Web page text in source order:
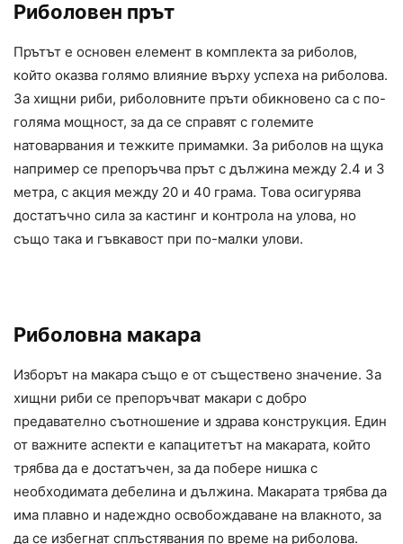
Риболовен прът
Прътът е основен елемент в комплекта за риболов,
който оказва голямо влияние върху успеха на риболова.
За хищни риби, риболовните пръти обикновено са с по-
голяма мощност, за да се справят с големите
натоварвания и тежките примамки. За риболов на щука
например се препоръчва прът с дължина между 2.4 и 3
метра, с акция между 20 и 40 грама. Това осигурява
достатъчно сила за кастинг и контрола на улова, но
също така и гъвкавост при по-малки улови.
Риболовна макара
Изборът на макара също е от съществено значение. За
хищни риби се препоръчват макари с добро
предавателно съотношение и здрава конструкция. Един
от важните аспекти е капацитетът на макарата, който
трябва да е достатъчен, за да побере нишка с
необходимата дебелина и дължина. Макарата трябва да
има плавно и надеждно освобождаване на влакното, за
да се избегнат сплъстявания по време на риболова.